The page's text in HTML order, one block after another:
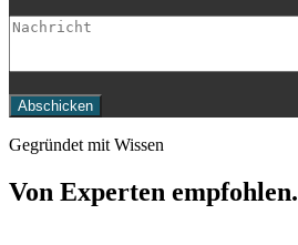
Gegründet mit Wissen
Von Experten empfohlen.